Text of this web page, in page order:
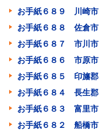
お手紙６８９ 川崎市
お手紙６８８ 佐倉市
お手紙６８７ 市川市
お手紙６８６ 市原市
お手紙６８５ 印旛郡
お手紙６８４ 長生郡
お手紙６８３ 富里市
お手紙６８２ 船橋市